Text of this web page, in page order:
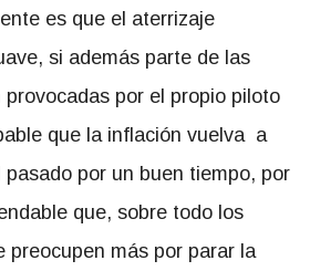
es que el aterrizaje
si además parte de las
por el propio piloto
que la inflación vuelva a
por un buen tiempo, por
que, sobre todo los
preocupen más por parar la